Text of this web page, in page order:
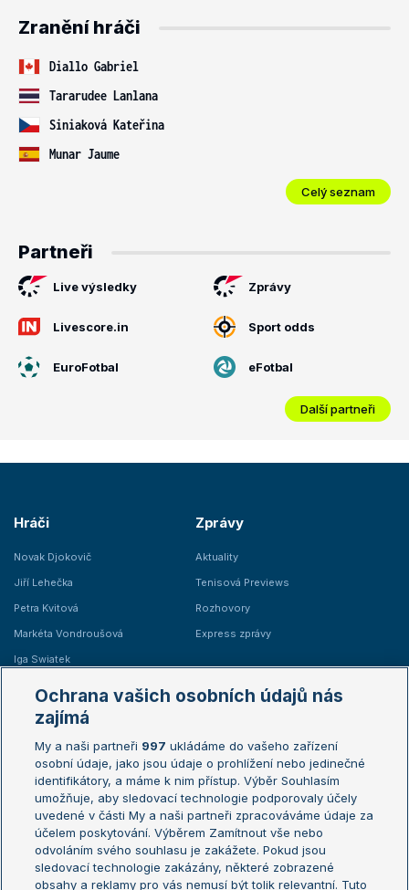
Zranění hráči
Diallo Gabriel
Tararudee Lanlana
Siniaková Kateřina
Munar Jaume
Celý seznam
Partneři
Live výsledky Zprávy
Livescore.in Sport odds
EuroFotbal eFotbal
Další partneři
Hráči
Novak Djokovič
Jiří Lehečka
Petra Kvitová
Markéta Vondroušová
Iga Swiatek
Zprávy
Aktuality
Tenisová Previews
Rozhovory
Express zprávy
Žebříčky
Žebříček ATP (muži)
Žebříček WTA (ženy)
Sázkařský žebříček
Australian Open
French Open
Wimbledon
US Open
Turnaj mistrů
Turnaj mistryň
Ochrana vašich osobních údajů nás
zajímá
My a naši partneři 997 ukládáme do vašeho zařízení
osobní údaje, jako jsou údaje o prohlížení nebo jedinečné
identifikátory, a máme k nim přístup. Výběr Souhlasím
umožňuje, aby sledovací technologie podporovaly účely
uvedené v části My a naši partneři zpracováváme údaje za
účelem poskytování. Výběrem Zamítnout vše nebo
odvoláním svého souhlasu je zakážete. Pokud jsou
sledovací technologie zakázány, některé zobrazené
obsahy a reklamy pro vás nemusí být tolik relevantní. Tuto